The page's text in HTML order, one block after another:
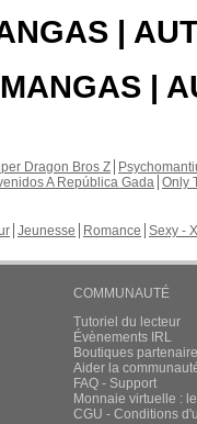
|
|
Dragon Bros Z
A República Gada Only
Jeunesse Romance Sexy -
COMMUNAUTÉ
Tutoriel du lecteur
Évènements IRL
Boutiques
Aider la
FAQ - Support
Monnaie virtuelle :
CGU - Conditions